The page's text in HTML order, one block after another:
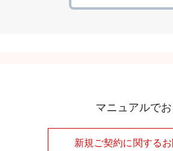
マニュアルで
新規ご契約に関する